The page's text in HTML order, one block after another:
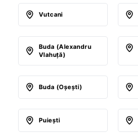
Vutcani
Buda (Alexandru
Vlahuţă)
Buda (Oşeşti)
Puieşti